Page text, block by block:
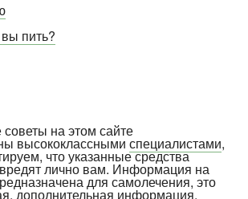
пить?
советы на этом сайте
высококласснымиспециалистами,
что указанные средства
лично вам. Информация на
для самолечения, это
дополнительная информация.